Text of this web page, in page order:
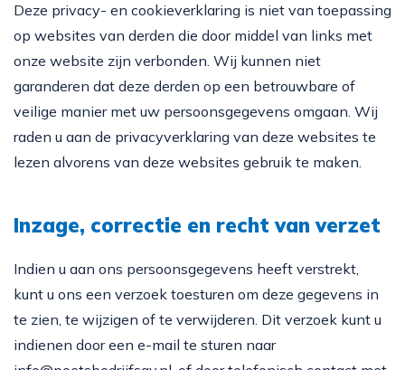
Deze privacy- en cookieverklaring is niet van toepassing
op websites van derden die door middel van links met
onze website zijn verbonden. Wij kunnen niet
garanderen dat deze derden op een betrouwbare of
veilige manier met uw persoonsgegevens omgaan. Wij
raden u aan de privacyverklaring van deze websites te
lezen alvorens van deze websites gebruik te maken.
Inzage, correctie en recht van verzet
Indien u aan ons persoonsgegevens heeft verstrekt,
kunt u ons een verzoek toesturen om deze gegevens in
te zien, te wijzigen of te verwijderen. Dit verzoek kunt u
indienen door een e-mail te sturen naar